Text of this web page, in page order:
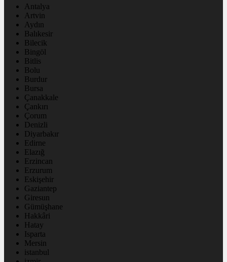
Antalya
Artvin
Aydın
Balıkesir
Bilecik
Bingöl
Bitlis
Bolu
Burdur
Bursa
Çanakkale
Çankırı
Çorum
Denizli
Diyarbakır
Edirne
Elazığ
Erzincan
Erzurum
Eskişehir
Gaziantep
Giresun
Gümüşhane
Hakkâri
Hatay
Isparta
Mersin
istanbul